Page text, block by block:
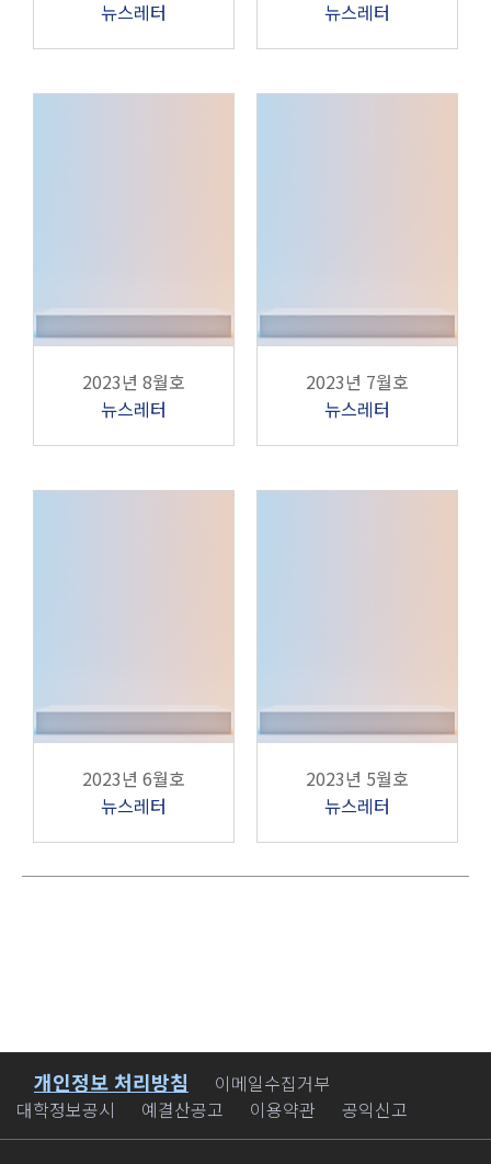
뉴스레터
뉴스레터
2023년 8월호
뉴스레터
2023년 7월호
뉴스레터
2023년 6월호
뉴스레터
2023년 5월호
뉴스레터
바로가기
개인정보 처리방침
이메일수집거부
대학정보공시
예결산공고 이용약관 공익신고